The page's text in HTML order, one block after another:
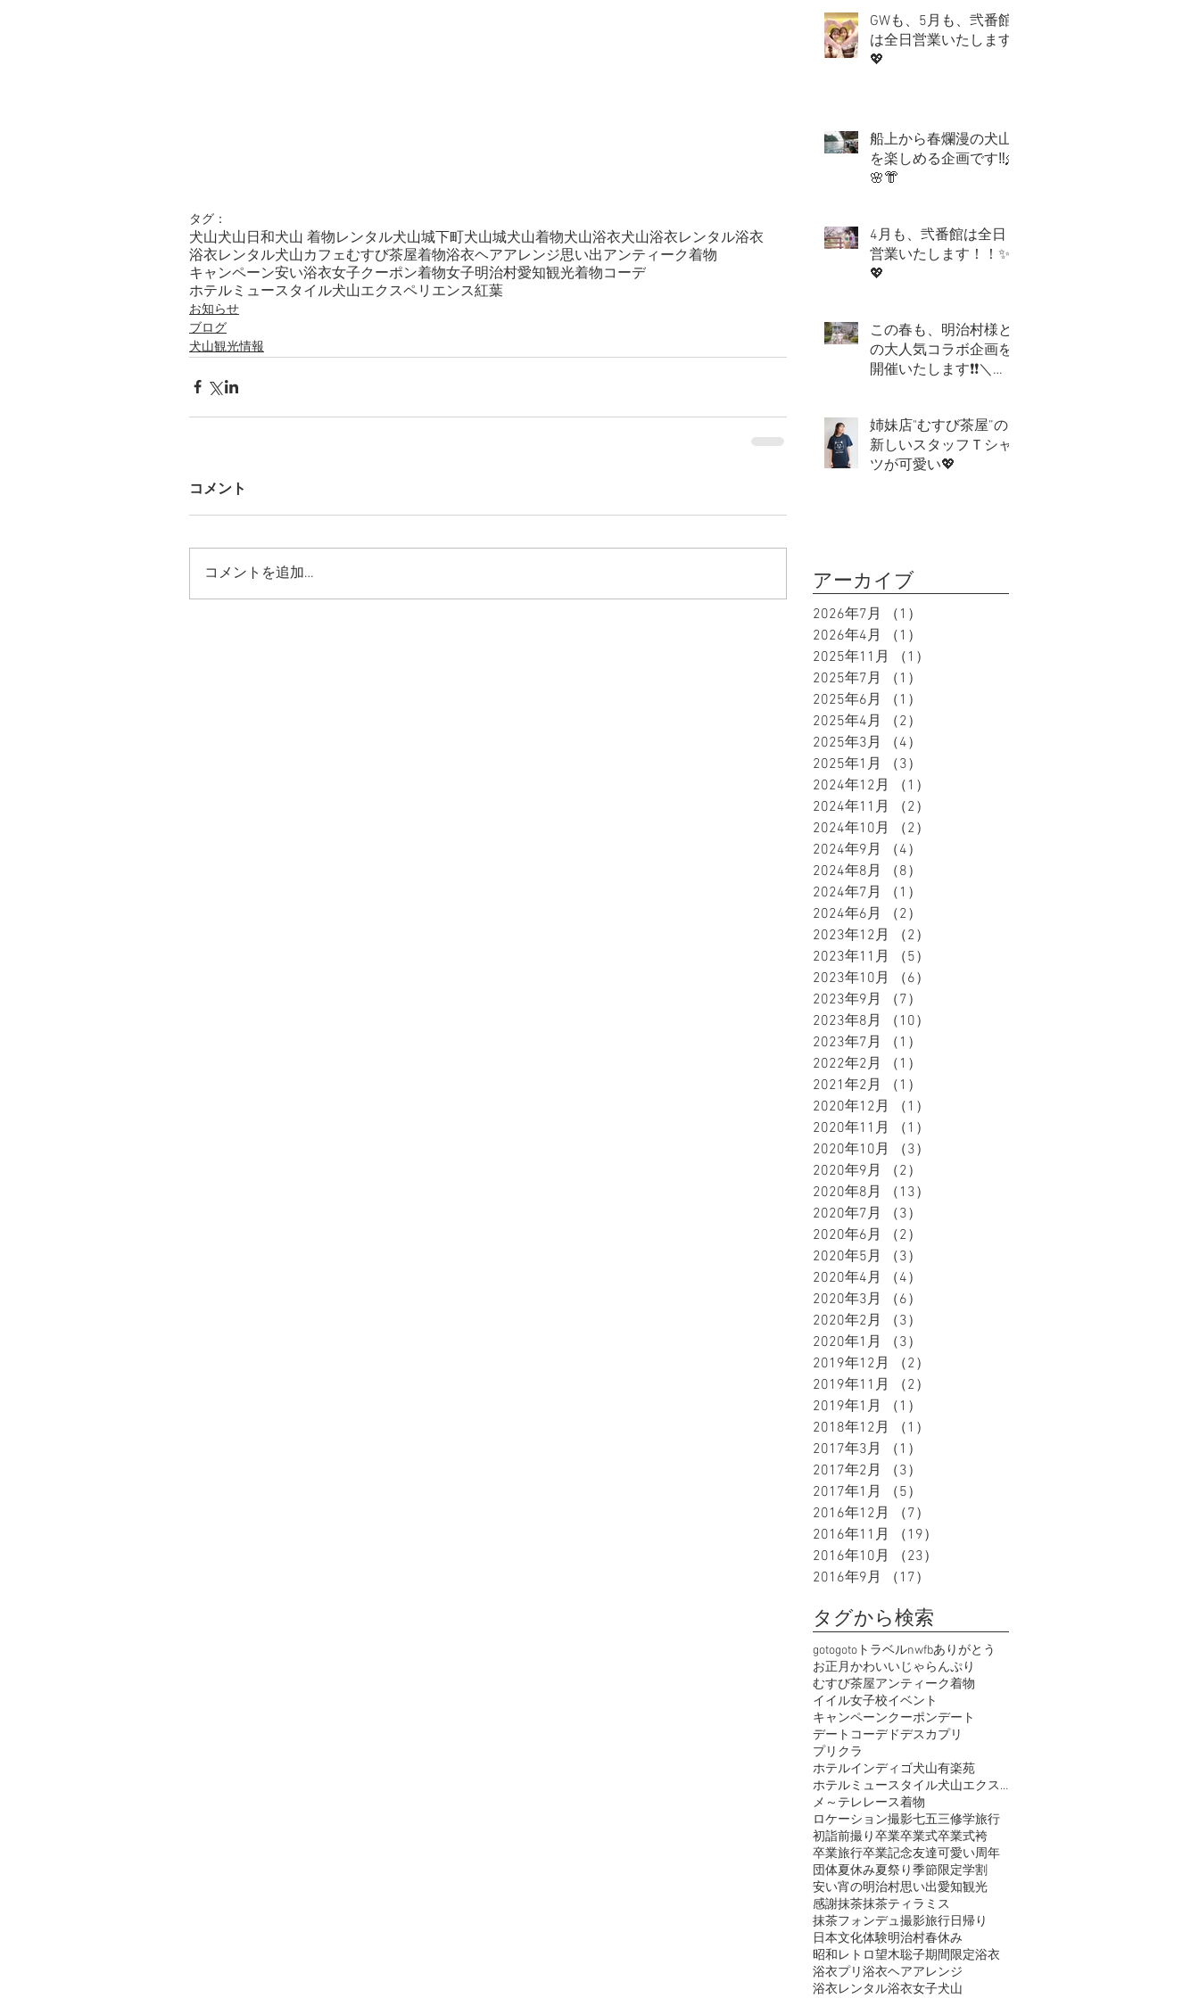
GWも、5月も、弐番館
は全日営業いたします
💖
船上から春爛漫の犬山
を楽しめる企画です‼🛶
🌸👘
4月も、弐番館は全日
営業いたします！！✨
💖
この春も、明治村様と
の大人気コラボ企画を
開催いたします❗❗＼
姉妹店"むすび茶屋”の
新しいスタッフＴシャ
ツが可愛い💖
アーカイブ
2026年7月 （1）
2026年4月
（1）
2025年11月
（1）
2025年7月
（1）
2025年6月
（1）
2025年4月
（2）
2025年3月
（4）
2025年1月
（3）
2024年12月
（1）
2024年11月
（2）
2024年10月
（2）
2024年9月
（4）
2024年8月
（8）
2024年7月
（1）
2024年6月
（2）
2023年12月
（2）
2023年11月
（5）
2023年10月
（6）
2023年9月
（7）
2023年8月
（10）
2023年7月
（1）
2022年2月
（1）
2021年2月
（1）
2020年12月
（1）
2020年11月
（1）
2020年10月
（3）
2020年9月
（2）
2020年8月
（13）
2020年7月
（3）
2020年6月
（2）
2020年5月
（3）
2020年4月
（4）
2020年3月
（6）
2020年2月
（3）
2020年1月
（3）
2019年12月
（2）
2019年11月
（2）
2019年1月
（1）
2018年12月
（1）
2017年3月
（1）
2017年2月
（3）
2017年1月
（5）
2016年12月
（7）
2016年11月
（19）
2016年10月
（23）
2016年9月
（17）
タグから検索
gotogotoトラベルnwfbありがとう
お正月かわいいじゃらんぷり
むすび茶屋アンティーク着物
イイル女子校イベント
キャンペーンクーポンデート
デートコーデ ドデスカプリ
プリクラ
ホテルインディゴ犬山有楽苑
ホテルミュースタイル犬山エクスペリエンス
メ～テレレース着物
ロケーション撮影七五三修学旅行
初詣前撮り卒業卒業式卒業式袴
卒業旅行卒業記念友達可愛い周年
団体夏休み夏祭り季節限定学割
安い宵の明治村思い出愛知観光
感謝抹茶抹茶ティラミス
抹茶フォンデュ撮影旅行日帰り
日本文化体験明治村春休み
昭和レトロ望木聡子期間限定浴衣
浴衣プリ浴衣ヘアアレンジ
浴衣レンタル浴衣女子犬山
タグ：
犬山犬山日和犬山 着物レンタル犬山城下町犬山城犬山着物犬山浴衣犬山浴衣レンタル浴衣
浴衣レンタル犬山カフェむすび茶屋着物浴衣ヘアアレンジ思い出アンティーク着物
キャンペーン安い浴衣女子クーポン着物女子明治村愛知観光着物コーデ
ホテルミュースタイル犬山エクスペリエンス紅葉
お知らせ
ブログ
犬山観光情報
コメント
コメントを追加…